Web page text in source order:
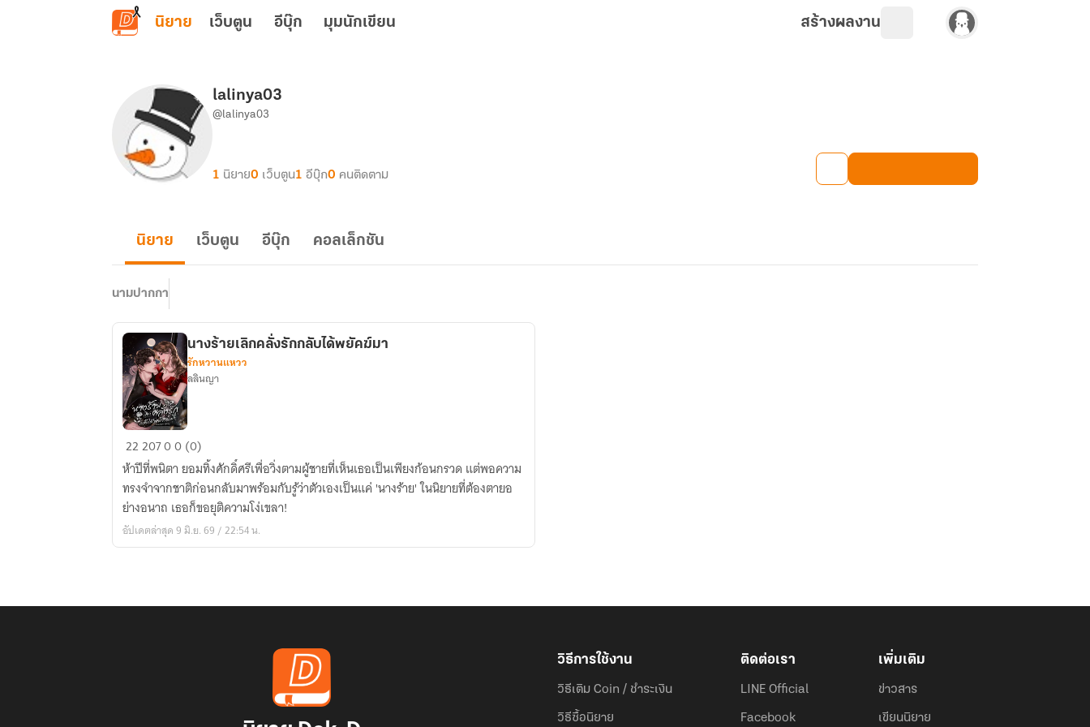
ข้ามไปยังเนื้อหาหลัก
นิยาย เว็บตูน อีบุ๊ก มุมนักเขียน สร้างผลงาน
lalinya03
@lalinya03
1 นิยาย0 เว็บตูน1 อีบุ๊ก0 คนติดตาม
นิยาย เว็บตูน อีบุ๊ก คอลเล็กชัน
นามปากกา
นาง
ร้าย
เลิก
คลั่ง
รัก
กลับ
นางร้ายเลิกคลั่งรักกลับได้พยัคฆ์มา
รักหวานแหวว
ลลินญา
2220700 (0)
ห้าปีที่พนิตา ยอมทิ้งศักดิ์ศรีเพื่อวิ่งตามผู้ชายที่เห็นเธอเป็นเพียงก้อนกรวด แต่พอความ
ทรงจำจากชาติก่อนกลับมาพร้อมกับรู้ว่าตัวเองเป็นแค่ 'นางร้าย' ในนิยายที่ต้องตายอ
ย่างอนาถ เธอก็ขอยุติความโง่เขลา!
อัปเดตล่าสุด 9 มิ.ย. 69 / 22:54 น.
วิธีการใช้งาน
วิธีเติม Coin / ชำระเงิน
วิธีซื้อนิยาย
ติดต่อเรา
LINE Official
Facebook
เพิ่มเติม
ข่าวสาร
เขียนนิยาย